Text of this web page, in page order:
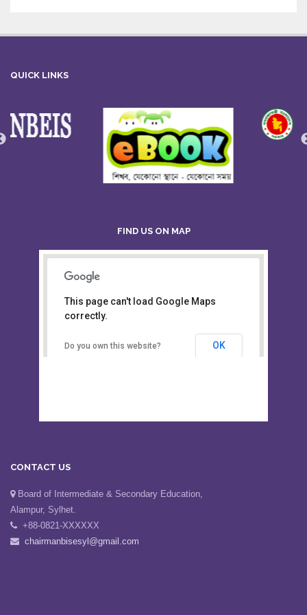
QUICK LINKS
Board of Intermediate &
Sylhet
This page can't load Google Maps
Board of Intermediate & Secondary Education,
Alampur, Sylhet.
+88-0821-XXXXXX